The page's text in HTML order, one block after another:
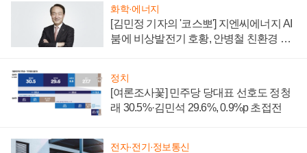
화학·에너지
[김민정 기자의 '코스뽀'] 지엔씨에너지 AI
붐에 비상발전기 호황, 안병철 친환경 에
정치
[여론조사꽃] 민주당 당대표 선호도 정청
래 30.5%·김민석 29.6%, 0.9%p 초접전
전자·전기·정보통신